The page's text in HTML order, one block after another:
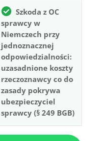
Szkoda z OC
sprawcy w
Niemczech przy
jednoznacznej
odpowiedzialności:
uzasadnione koszty
rzeczoznawcy co do
zasady pokrywa
ubezpieczyciel
sprawcy (§ 249 BGB)